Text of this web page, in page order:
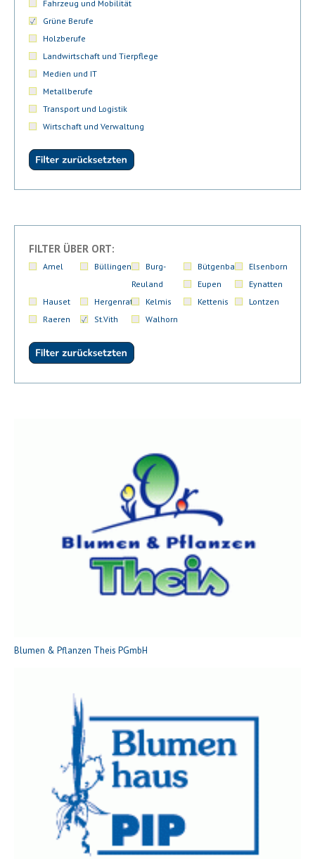
Fahrzeug und Mobilität
Grüne Berufe
Holzberufe
Landwirtschaft und Tierpflege
Medien und IT
Metallberufe
Transport und Logistik
Wirtschaft und Verwaltung
FILTER ÜBER ORT:
Amel Büllingen
Burg-
Reuland
Bütgenbach
Elsenborn
Eupen
Eynatten
Hauset
Hergenrath Kelmis Kettenis
Lontzen
Raeren
St.Vith Walhorn
Blumen & Pflanzen Theis PGmbH